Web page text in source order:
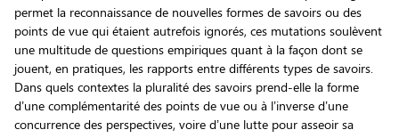
permet la reconnaissance de nouvelles formes de savoirs ou des
points de vue qui étaient autrefois ignorés, ces mutations soulèvent
une multitude de questions empiriques quant à la façon dont se
jouent, en pratiques, les rapports entre différents types de savoirs.
Dans quels contextes la pluralité des savoirs prend-elle la forme
d’une complémentarité des points de vue ou à l’inverse d’une
concurrence des perspectives, voire d’une lutte pour asseoir sa